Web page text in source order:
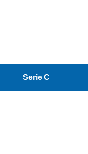
Serie C